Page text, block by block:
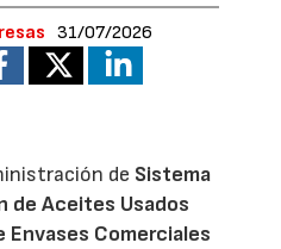
31/07/2026
de Sistema
de Aceites Usados
Envases Comerciales